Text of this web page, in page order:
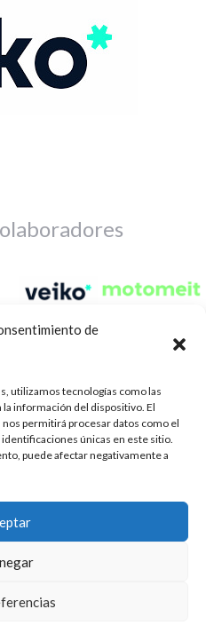
de
utilizamos tecnologías como las
la información del dispositivo. El
permitirá procesar datos como el
únicas en este sitio.
puede afectar negativamente a
Portal de transparencia
DE REPARACIÓN DE
CIF: G14023832
de la Consejería de Empleo
cookies utilizamos o